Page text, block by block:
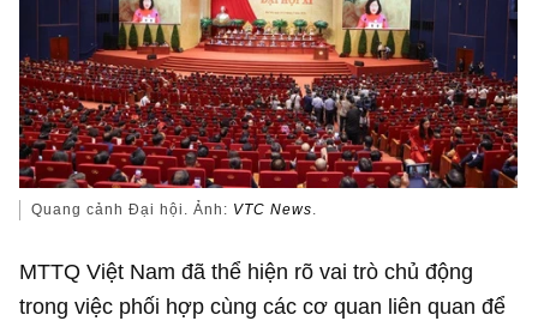
Quang cảnh Đại hội. Ảnh: VTC News.
MTTQ Việt Nam đã thể hiện rõ vai trò chủ động
trong việc phối hợp cùng các cơ quan liên quan để